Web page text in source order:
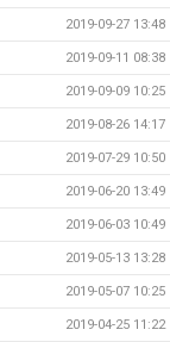
2019-09-27 13:48
2019-09-11 08:38
2019-09-09 10:25
2019-08-26 14:17
2019-07-29 10:50
2019-06-20 13:49
2019-06-03 10:49
2019-05-13 13:28
2019-05-07 10:25
2019-04-25 11:22